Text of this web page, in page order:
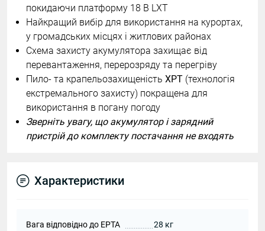
покидаючи платформу 18 В LXT
Найкращий вибір для використання на курортах,
у громадських місцях і житлових районах
Схема захисту акумулятора захищає від
перевантаження, перерозряду та перегріву
Пило- та крапельозахищеність XPT (технологія
екстремального захисту) покращена для
використання в погану погоду
Зверніть увагу, що акумулятор і зарядний
пристрій до комплекту постачання не входять
Характеристики
Вага відповідно до EPTA 28 кг